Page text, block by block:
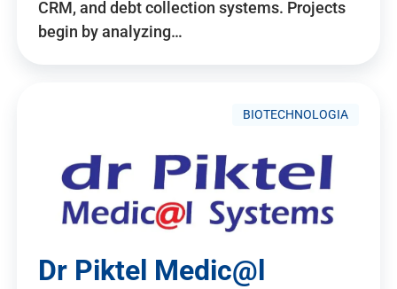
CRM, and debt collection systems. Projects
begin by analyzing…
BIOTECHNOLOGIA
Dr Piktel Medic@l